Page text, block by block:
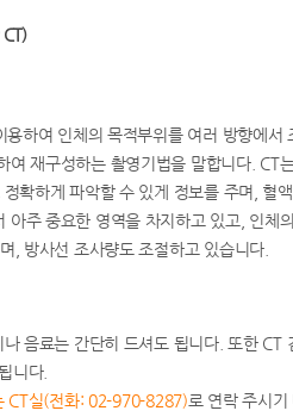
하여 인체의 목적부위를 여러 방향에
여 재구성하는 촬영기법을 말합니다.
확하게 파악할 수 있게 정보를 주며, 혈
아주 중요한 영역을 차지하고 있고, 인
, 방사선 조사량도 조절하고 있습니다.
음료는 간단히 드셔도 됩니다. 또한
니다.
CT실(전화: 02-970-8287)로 연락 주시기